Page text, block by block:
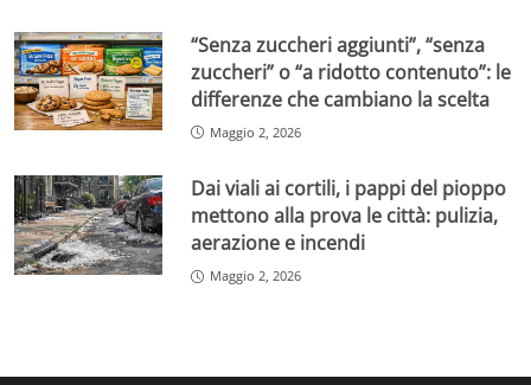
“Senza zuccheri aggiunti”, “senza
zuccheri” o “a ridotto contenuto”: le
differenze che cambiano la scelta
Maggio 2, 2026
Dai viali ai cortili, i pappi del pioppo
mettono alla prova le città: pulizia,
aerazione e incendi
Maggio 2, 2026